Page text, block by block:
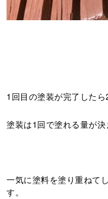
1回目の塗装が完了したら
塗装は1回で塗れる量が決
一気に塗料を塗り重ねて
す。